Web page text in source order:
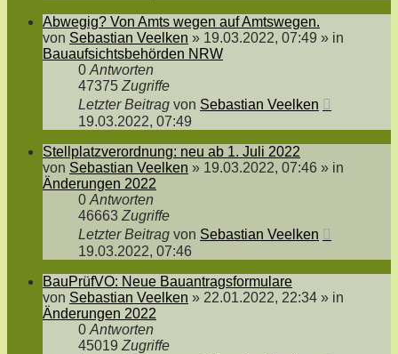
Abwegig? Von Amts wegen auf Amtswegen.
von Sebastian Veelken » 19.03.2022, 07:49 » in
Bauaufsichtsbehörden NRW
0 Antworten
47375 Zugriffe
Letzter Beitrag von Sebastian Veelken
19.03.2022, 07:49
Stellplatzverordnung: neu ab 1. Juli 2022
von Sebastian Veelken » 19.03.2022, 07:46 » in
Änderungen 2022
0 Antworten
46663 Zugriffe
Letzter Beitrag von Sebastian Veelken
19.03.2022, 07:46
BauPrüfVO: Neue Bauantragsformulare
von Sebastian Veelken » 22.01.2022, 22:34 » in
Änderungen 2022
0 Antworten
45019 Zugriffe